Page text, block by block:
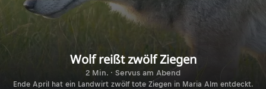
Wolf reißt zwölf Ziegen
2 Min. · Servus am Abend
Ende April hat ein Landwirt zwölf tote Ziegen in Maria Alm entdeckt.